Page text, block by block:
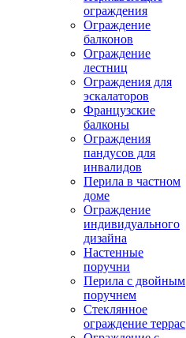
ограждения
Ограждение
балконов
Ограждение
лестниц
Ограждения для
эскалаторов
Французские
балконы
Ограждения
пандусов для
инвалидов
Перила в частном
доме
Ограждение
индивидуального
дизайна
Настенные
поручни
Перила с двойным
поручнем
Стеклянное
ограждение террас